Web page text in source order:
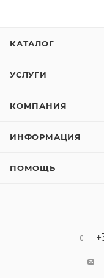
КАТАЛОГ
УСЛУГИ
КОМПАНИЯ
ИНФОРМАЦИЯ
ПОМОЩЬ